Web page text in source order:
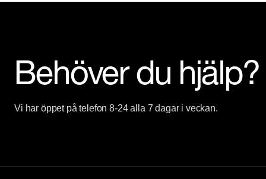
Behöver du hjälp?
Vi har öppet på telefon 8-24 alla 7 dagar i veckan.